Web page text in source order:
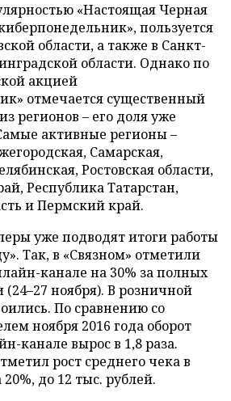
«Настоящая Черная
пользуется
области, а также в Санкт-
области. Однако по
акцией
отмечается существенный
регионов – его доля уже
активные регионы –
Самарская,
Ростовская области,
Республика Татарстан,
и Пермский край.
уже подводят итоги работы
Так, в «Связном» отметили
канале на 30% за полных
ноября). В розничной
По сравнению со
ноября 2016 года оборот
канале вырос в 1,8 раза.
рост среднего чека в
до 12 тыс. рублей.